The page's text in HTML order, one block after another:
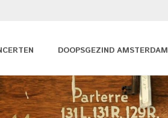
DOOPSGEZIND AMSTERDAM